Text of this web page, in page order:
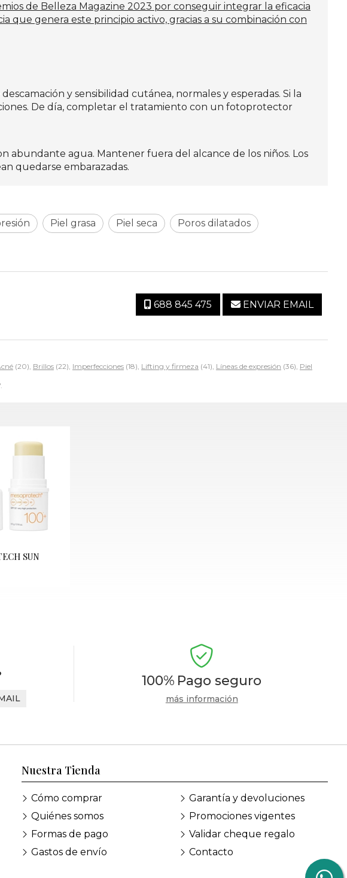
(20), Brillos (22), Imperfecciones (18), Lifting y firmeza (41), Líneas de expresión (36), Piel
de Belleza Magazine 2023 por conseguir integrar la eficacia
genera este principio activo, gracias a su combinación con
y sensibilidad cutánea, normales y esperadas. Si la
De día, completar el tratamiento con un fotoprotector
abundante agua. Mantener fuera del alcance de los niños. Los
quedarse embarazadas.
Piel grasa Piel seca Poros dilatados
688 845 475 ENVIAR EMAIL
SUN
100% Pago seguro
más información
Nuestra Tienda
Cómo comprar
Quiénes somos
Formas de pago
Gastos de envío
Garantía y devoluciones
Promociones vigentes
Validar cheque regalo
Contacto